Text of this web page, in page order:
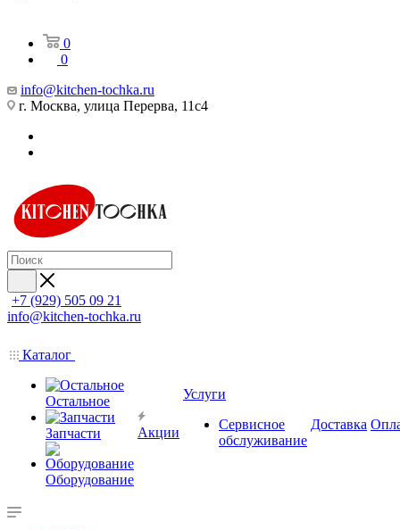
0
0
info@kitchen-tochka.ru
г. Москва, улица Перерва, 11с4
+7 (929) 505 09 21
info@kitchen-tochka.ru
Каталог
Остальное
Запчасти
Оборудование
Акции
Услуги
Сервисное
обслуживание
Доставка